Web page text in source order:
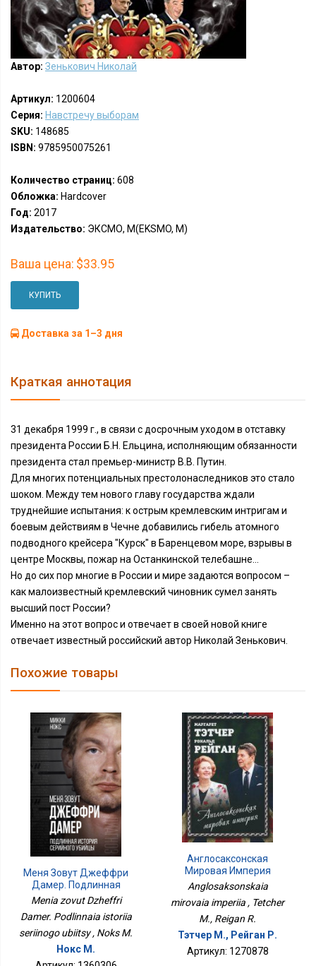
Автор: Зенькович Николай
Артикул: 1200604
Серия: Навстречу выборам
SKU: 148685
ISBN: 9785950075261
Количество страниц: 608
Обложка: Hardcover
Год: 2017
Издательство: ЭКСМО, М(EKSMO, M)
Ваша цена: $33.95
КУПИТЬ
Доставка за 1–3 дня
Краткая аннотация
31 декабря 1999 г., в связи с досрочным уходом в отставку
президента России Б.Н. Ельцина, исполняющим обязанности
президента стал премьер-министр В.В. Путин.
Для многих потенциальных престолонаследников это стало
шоком. Между тем нового главу государства ждали
труднейшие испытания: к острым кремлевским интригам и
боевым действиям в Чечне добавились гибель атомного
подводного крейсера "Курск" в Баренцевом море, взрывы в
центре Москвы, пожар на Останкинской телебашне...
Но до сих пор многие в России и мире задаются вопросом –
как малоизвестный кремлевский чиновник сумел занять
высший пост России?
Именно на этот вопрос и отвечает в своей новой книге
отвечает известный российский автор Николай Зенькович.
Похожие товары
Меня Зовут Джеффри
Дамер. Подлинная
История Серийного
Убийцы
Menia zovut Dzheffri
Damer. Podlinnaia istoriia
seriinogo ubiitsy , Noks M.
Нокс М.
Англосаксонская
Мировая Империя
Anglosaksonskaia
mirovaia imperiia , Tetcher
M., Reigan R.
Тэтчер М., Рейган Р.
Артикул: 1270878